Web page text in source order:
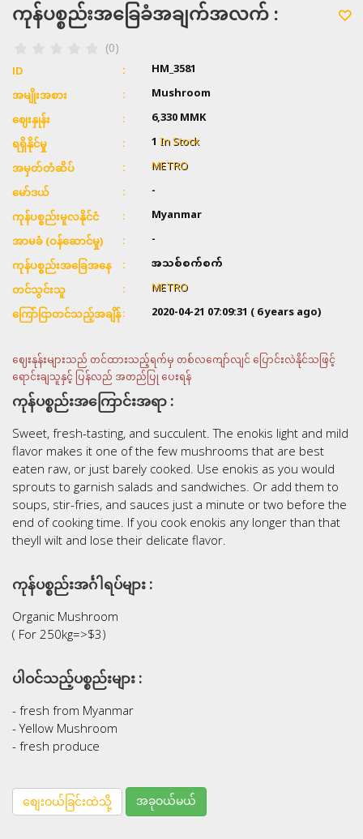
ကုန်ပစ္စည်းအခြေခံအချက်အလက် :
(0)
ID HM_3581
အမျိုးအစား Mushroom
ဈေးနှုန်း 6,330 MMK
ရရှိနိုင်မှု 1In Stock
အမှတ်တံဆိပ် METRO
မော်ဒယ် -
ကုန်ပစ္စည်းမူလနိုင်ငံ Myanmar
အာမခံ (ဝန်ဆောင်မှု) -
ကုန်ပစ္စည်းအခြေအနေ အသစ်စက်စက်
တင်သွင်းသူ METRO
ကြော်ငြာတင်သည့်အချိန် 2020-04-21 07:09:31 ( 6 years ago)
ဈေးနုန်းများသည် တင်ထားသည့်ရက်မှ တစ်လကျော်လျင် ပြောင်းလဲနိုင်သဖြင့်
ရောင်းချသူနှင့် ပြန်လည် အတည်ပြု ပေးရန်
ကုန်ပစ္စည်းအကြောင်းအရာ :
Sweet, fresh-tasting, and succulent. The enokis light and mild
flavor makes it one of the few mushrooms that are best
eaten raw, or just barely cooked. Use enokis as you would
sprouts to garnish salads and sandwiches. Or add them to
soups, stir-fries, and sauces just a minute or two before the
end of cooking time. If you cook enokis any longer than that
theyll wilt and lose their delicate flavor.
ကုန်ပစ္စည်းအင်္ဂါရပ်များ :
Organic Mushroom
( For 250kg=>$3)
ပါဝင်သည့်ပစ္စည်းများ :
- fresh from Myanmar
- Yellow Mushroom
- fresh produce
စျေးဝယ်ခြင်းထဲသို့ အခုဝယ်မယ်